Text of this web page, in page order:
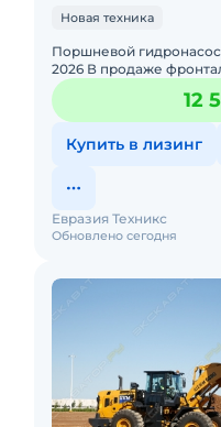
Новая техника
Поршневой
2026 В продаже
грузоподъемностью 6
поршневым
12
Купить в лизинг
Обновлено сегодня
Евразия Техникс